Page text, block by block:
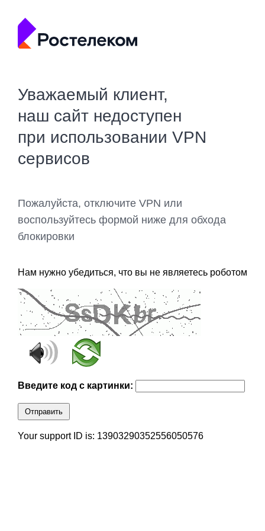
Уважаемый клиент,
наш сайт недоступен
при использовании VPN
сервисов
Пожалуйста, отключите VPN или
воспользуйтесь формой ниже для обхода
блокировки
Нам нужно убедиться, что вы не являетесь роботом
Введите код с картинки:
Отправить
Your support ID is: 13903290352556050576